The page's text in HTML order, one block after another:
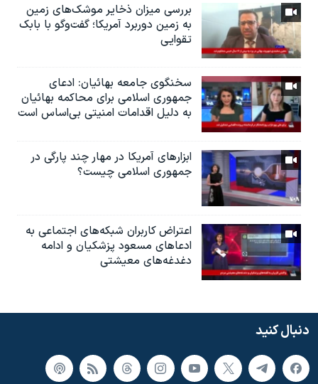
بررسی میزان ذخایر موشک‌های زمین
به زمین دوربرد آمریکا؛ گفت‌وگو با بابک
تقوایی
سخنگوی جامعه بهائیان: ادعای
جمهوری اسلامی برای محاکمه بهائیان
به دلیل اقدامات امنیتی بی‌اساس است
ابزارهای آمریکا در مهار چند پارگی در
جمهوری اسلامی چیست؟
اعتراض کاربران شبکه‌های اجتماعی به
ادعاهای مسعود پزشکیان و ادامه
دغدغه‌های معیشتی
دنبال کنید